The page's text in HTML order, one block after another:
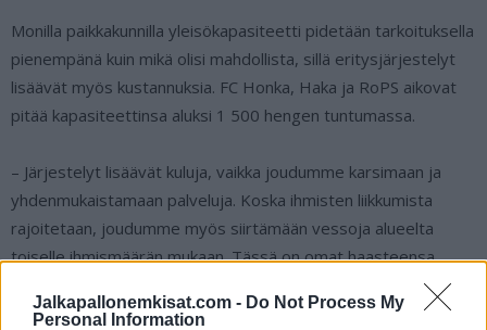
Jalkapallonemkisat.com - Do Not Process My
Personal Information
Monilla paikkakunnilla yleisökapasiteetti pidetään tarkoituksella
pienempänä kuin mikä olisi mahdollista, sillä eritysjärjestelyt
lisäävät myös kustannuksia. FC Honka, Haka ja RoPS aikovat
pitää kapasiteettinsa aluksi 1 500 hengen tuntumassa.
– Järjestelyt lisäävät kuluja, vaikka joudumme karsimaan ja
yhdenmukaistamaan palveluja. Koska ihmisten liikkumista
rajoitetaan, joudumme myös siirtämään vessoja alueelta
toiselle ihmismäärän mukaan. Tässä on omat haasteensa
tilojen kanssa, FC Hongan tapahtumapäällikkö Antti Salonen
avasiMTV Urheilulle.